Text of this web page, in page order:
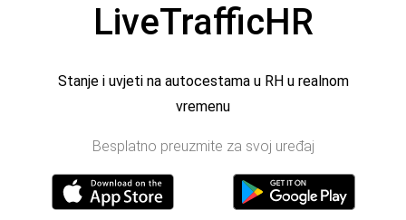
LiveTrafficHR
Stanje i uvjeti na autocestama u RH u realnom
vremenu
Besplatno preuzmite za svoj uređaj